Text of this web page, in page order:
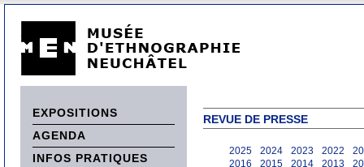
EXPOSITIONS
AGENDA
INFOS PRATIQUES
REVUE DE PRESSE
2025 2024 2023 2022
2016
2015 2014 2013